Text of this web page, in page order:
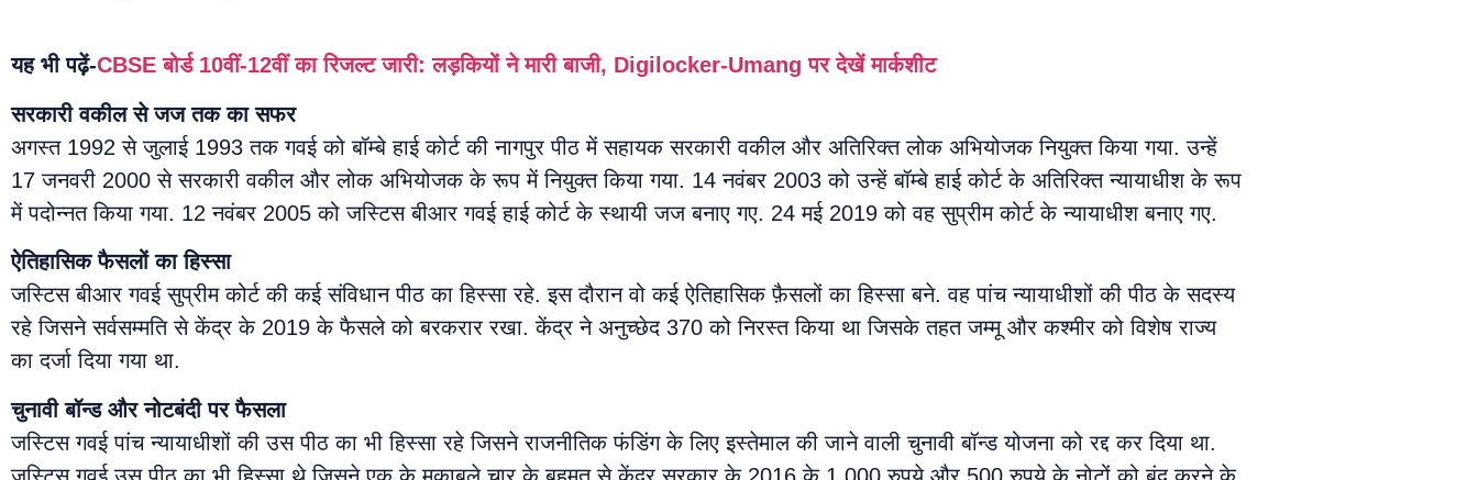
यह भी पढ़ें-CBSE बोर्ड 10वीं-12वीं का रिजल्ट जारी: लड़कियों ने मारी बाजी, Digilocker-Umang पर देखें मार्कशीट
सरकारी वकील से जज तक का सफर
अगस्त 1992 से जुलाई 1993 तक गवई को बॉम्बे हाई कोर्ट की नागपुर पीठ में सहायक सरकारी वकील और अतिरिक्त लोक अभियोजक नियुक्त किया गया. उन्हें
17 जनवरी 2000 से सरकारी वकील और लोक अभियोजक के रूप में नियुक्त किया गया. 14 नवंबर 2003 को उन्हें बॉम्बे हाई कोर्ट के अतिरिक्त न्यायाधीश के रूप
में पदोन्नत किया गया. 12 नवंबर 2005 को जस्टिस बीआर गवई हाई कोर्ट के स्थायी जज बनाए गए. 24 मई 2019 को वह सुप्रीम कोर्ट के न्यायाधीश बनाए गए.
ऐतिहासिक फैसलों का हिस्सा
जस्टिस बीआर गवई सुप्रीम कोर्ट की कई संविधान पीठ का हिस्सा रहे. इस दौरान वो कई ऐतिहासिक फ़ैसलों का हिस्सा बने. वह पांच न्यायाधीशों की पीठ के सदस्य
रहे जिसने सर्वसम्मति से केंद्र के 2019 के फैसले को बरकरार रखा. केंद्र ने अनुच्छेद 370 को निरस्त किया था जिसके तहत जम्मू और कश्मीर को विशेष राज्य
का दर्जा दिया गया था.
चुनावी बॉन्ड और नोटबंदी पर फैसला
जस्टिस गवई पांच न्यायाधीशों की उस पीठ का भी हिस्सा रहे जिसने राजनीतिक फंडिंग के लिए इस्तेमाल की जाने वाली चुनावी बॉन्ड योजना को रद्द कर दिया था.